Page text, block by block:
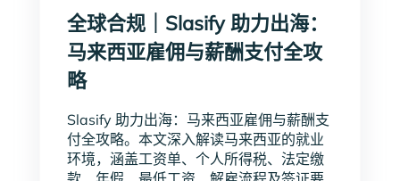
全球合规｜Slasify 助力出海：
马来西亚雇佣与薪酬支付全攻
略
Slasify 助力出海：马来西亚雇佣与薪酬支
付全攻略。本文深入解读马来西亚的就业
环境，涵盖工资单、个人所得税、法定缴